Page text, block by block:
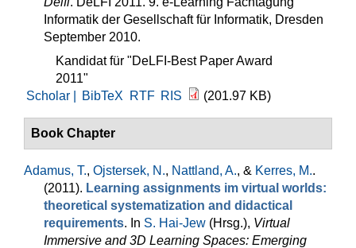
Informatik der Gesellschaft für Informatik, Dresden
September 2010.
Kandidat für "DeLFI-Best Paper Award
2011"
Scholar |
BibTeX RTF RIS (201.97 KB)
Book Chapter
Adamus, T., Ojstersek, N., Nattland, A., & Kerres, M..
(2011). Learning assignments im virtual worlds:
theoretical systematization and didactical
requirements. In S. Hai-Jew (Hrsg.), Virtual
Immersive and 3D Learning Spaces: Emerging